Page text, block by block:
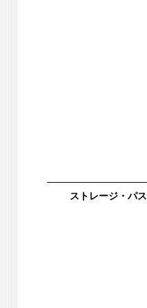
ストレージ・パス